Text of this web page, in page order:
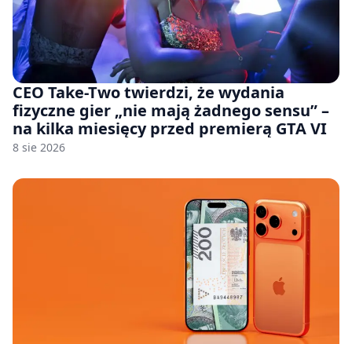
CEO Take-Two twierdzi, że wydania
fizyczne gier „nie mają żadnego sensu” –
na kilka miesięcy przed premierą GTA VI
8 sie 2026